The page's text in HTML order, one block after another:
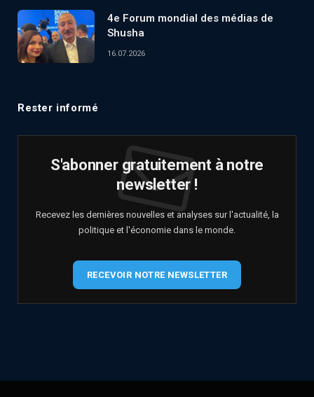
4e Forum mondial des médias de
Shusha
16.07.2026
Rester informé
S'abonner gratuitement à notre
newsletter !
Recevez les dernières nouvelles et analyses sur l'actualité, la
politique et l'économie dans le monde.
RECEVOIR NOTRE NEWSLETTER